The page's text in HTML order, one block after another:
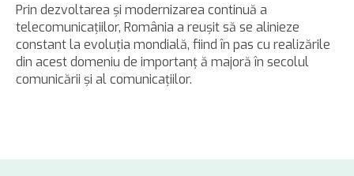
Prin dezvoltarea şi modernizarea continuă a
telecomunicaţiilor, România a reuşit să se alinieze
constant la evoluţia mondială, fiind în pas cu realizările
din acest domeniu de importanţ ă majoră în secolul
comunicării şi al comunicaţiilor.